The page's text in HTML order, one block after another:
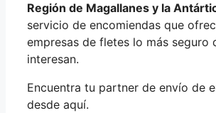
Región de Magallanes y la
servicio de encomiendas que
empresas de fletes lo más seguro
interesan.
Encuentra tu partner de envío de
desde aquí.